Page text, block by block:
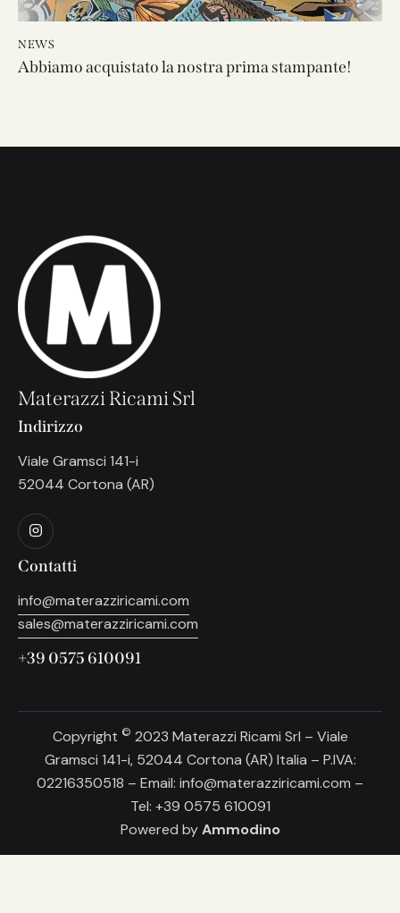
NEWS
Abbiamo acquistato la nostra prima stampante!
Materazzi Ricami Srl
Indirizzo
Viale Gramsci 141-i
52044 Cortona (AR)
Contatti
info@materazziricami.com
sales@materazziricami.com
+39 0575 610091
Copyright © 2023 Materazzi Ricami Srl – Viale
Gramsci 141-i, 52044 Cortona (AR) Italia – P.IVA:
02216350518 – Email: info@materazziricami.com –
Tel: +39 0575 610091
Powered byAmmodino